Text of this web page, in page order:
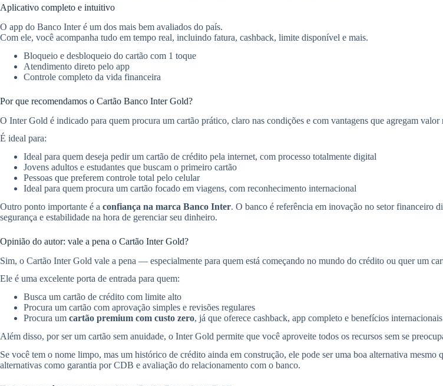
Aplicativo completo e intuitivo
O app do Banco Inter é um dos mais bem avaliados do país.
Com ele, você acompanha tudo em tempo real, incluindo fatura, cashback, limite disponível e mais.
Bloqueio e desbloqueio do cartão com 1 toque
Atendimento direto pelo app
Controle completo da vida financeira
Por que recomendamos o Cartão Banco Inter Gold?
O Inter Gold é indicado para quem procura um cartão prático, claro nas condições e com vantagens que agregam valor
É ideal para:
Ideal para quem deseja pedir um cartão de crédito pela internet, com processo totalmente digital
Jovens adultos e estudantes que buscam o primeiro cartão
Pessoas que preferem controle total pelo celular
Ideal para quem procura um cartão focado em viagens, com reconhecimento internacional
Outro ponto importante é a confiança na marca Banco Inter. O banco é referência em inovação no setor financeiro
segurança e estabilidade na hora de gerenciar seu dinheiro.
Opinião do autor: vale a pena o Cartão Inter Gold?
Sim, o Cartão Inter Gold vale a pena — especialmente para quem está começando no mundo do crédito ou quer um
Ele é uma excelente porta de entrada para quem:
Busca um cartão de crédito com limite alto
Procura um cartão com aprovação simples e revisões regulares
Procura um cartão premium com custo zero, já que oferece cashback, app completo e benefícios internacionais
Além disso, por ser um cartão sem anuidade, o Inter Gold permite que você aproveite todos os recursos sem se
Se você tem o nome limpo, mas um histórico de crédito ainda em construção, ele pode ser uma boa alternativa mesmo
alternativas como garantia por CDB e avaliação do relacionamento com o banco.